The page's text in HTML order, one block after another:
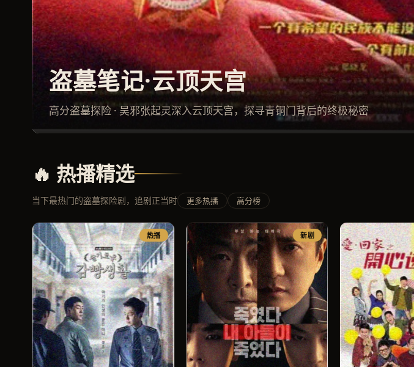
盗墓笔记·云顶天宫
高分盗墓探险 · 吴邪张起灵深入云顶天宫，探寻青铜门背后的终极秘密
🔥 热播精选
当下最热门的盗墓探险剧，追剧正当时 更多热播 高分榜
热播 新剧